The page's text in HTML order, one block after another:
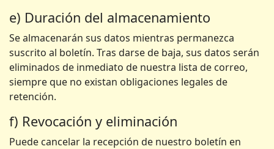
e) Duración del almacenamiento
Se almacenarán sus datos mientras permanezca
suscrito al boletín. Tras darse de baja, sus datos serán
eliminados de inmediato de nuestra lista de correo,
siempre que no existan obligaciones legales de
retención.
f) Revocación y eliminación
Puede cancelar la recepción de nuestro boletín en